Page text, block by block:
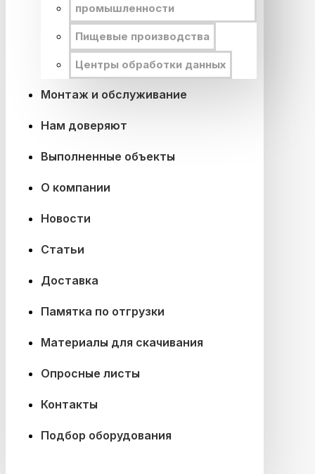
промышленности
Пищевые производства
Центры обработки данных
Монтаж и обслуживание
Нам доверяют
Выполненные объекты
О компании
Новости
Статьи
Доставка
Памятка по отгрузки
Материалы для скачивания
Опросные листы
Контакты
Подбор оборудования